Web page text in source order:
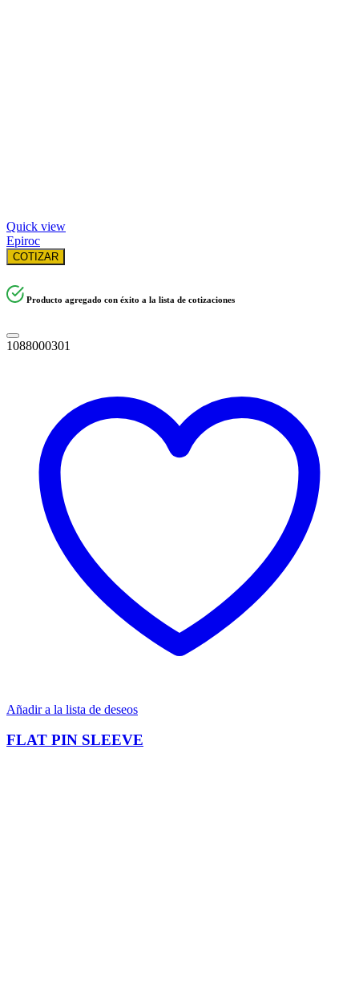
Quick view
Epiroc
COTIZAR
Producto agregado con éxito a la lista de cotizaciones
1088000301
Añadir a la lista de deseos
FLAT PIN SLEEVE